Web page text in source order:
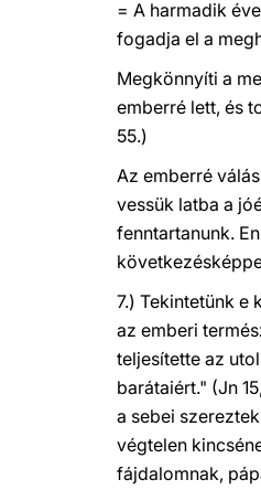
= A harmadik
fogadja el a
Megkönnyíti a
emberré lett, és
55.)
Az emberré
vessük latba a
fenntartanunk.
7.) Tekintetünk e
az emberi
teljesítette az
barátaiért." (Jn
a sebei
végtelen
fájdalomnak,